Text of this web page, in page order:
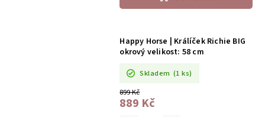
Happy Horse | Králíček Richie BIG
okrový velikost: 58 cm
Skladem (1 ks)
899 Kč
889 Kč